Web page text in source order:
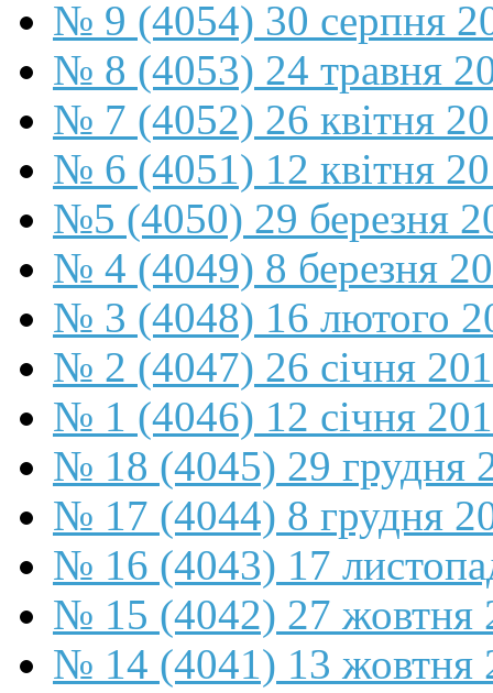
№ 9 (4054) 30 серпня
№ 8 (4053) 24 травня
№ 7 (4052) 26 квітня
№ 6 (4051) 12 квітня
№5 (4050) 29 березня
№ 4 (4049) 8 березня
№ 3 (4048) 16 лютого
№ 2 (4047) 26 січня
№ 1 (4046) 12 січня
№ 18 (4045) 29 грудня
№ 17 (4044) 8 грудня
№ 16 (4043) 17
№ 15 (4042) 27 жовтня
№ 14 (4041) 13 жовтня